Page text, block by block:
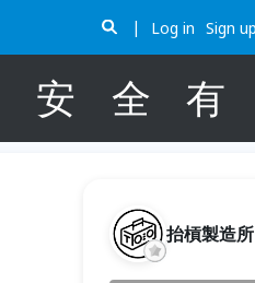
Log in Sign up
安 全 有
抬槓製造所